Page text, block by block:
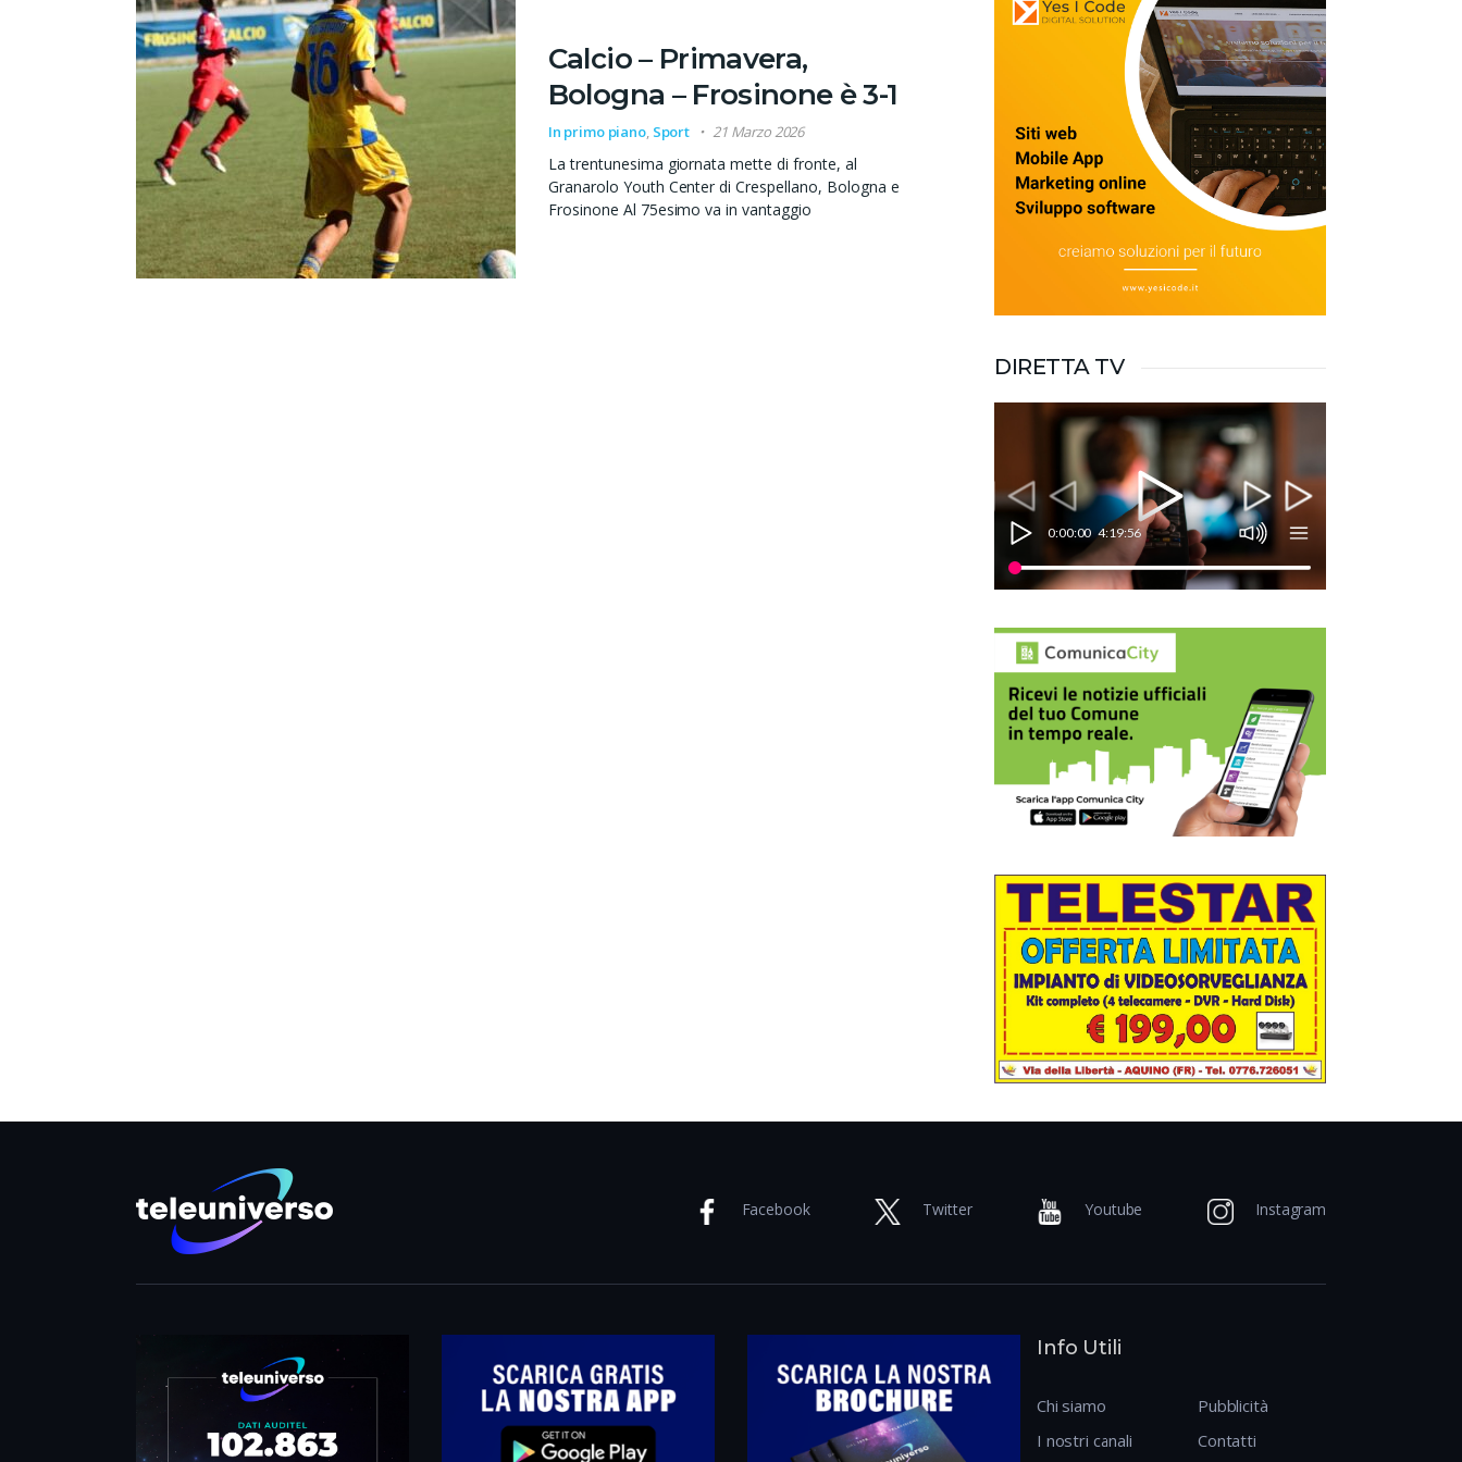
Calcio – Primavera,
Bologna – Frosinone è 3-1
In primo piano, Sport 21 Marzo 2026
La trentunesima giornata mette di fronte, al
Granarolo Youth Center di Crespellano, Bologna e
Frosinone Al 75esimo va in vantaggio
DIRETTA TV
0:00:00 4:19:56
Facebook Twitter Youtube Instagram
Info Utili
Chi siamo
I nostri canali
Pubblicità
Contatti